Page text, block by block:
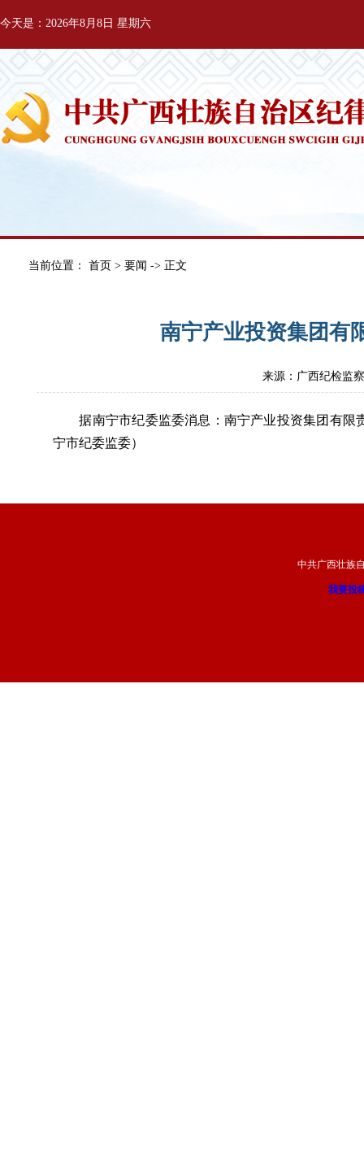
今天是：2026年8月8日 星期六
当前位置： 首页 > 要闻 -> 正文
南宁产业投资集团有
来源：广西纪检
据南宁市纪委监委消息：南宁产业投资集团有限
宁市纪委监委）
中共广西壮族
我要投